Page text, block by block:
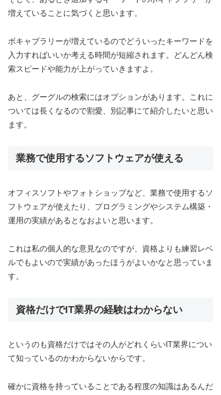
増えていることに気づくと思います。
ボキャブラリーが増えているのでどういったキーワードを
入力すればいいか考える時間が短縮されます。どんどん検
索スピードや能力が上がっていきますよ。
あと、グーグルの検索にはオプションがあります。これに
ついては長くなるので割愛、別記事にて紹介したいと思い
ます。
業務で使用するソフトウェアが使える
オフィスソフトやフォトショップなど、業務で使用するソ
フトウェアが使えたり、プログラミングやシステム構築・
運用の実績があるとなおよいと思います。
これは私の個人的な意見なのですが、資格よりも練習レベ
ルでもよいので実績があったほうがよいかなと思っていま
す。
資格だけでIT業界の経験はわからない
というのも資格だけではその人がどれくらいIT業界につい
て知っているのかわからないからです。
確かに資格を持っていることである程度の知識はあるんだ